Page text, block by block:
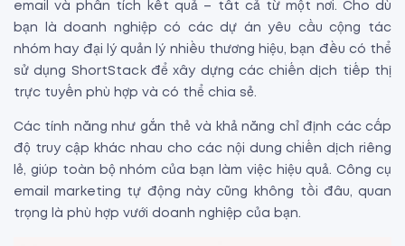
email và phân tích kết quả – tất cả từ một nơi. Cho dù
bạn là doanh nghiệp có các dự án yêu cầu cộng tác
nhóm hay đại lý quản lý nhiều thương hiệu, bạn đều có thể
sử dụng ShortStack để xây dựng các chiến dịch tiếp thị
trực tuyến phù hợp và có thể chia sẻ.
Các tính năng như gắn thẻ và khả năng chỉ định các cấp
độ truy cập khác nhau cho các nội dung chiến dịch riêng
lẻ, giúp toàn bộ nhóm của bạn làm việc hiệu quả. Công cụ
email marketing tự động này cũng không tồi đâu, quan
trọng là phù hợp vưới doanh nghiệp của bạn.